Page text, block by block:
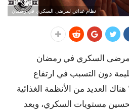
نظام غذائي لمرضى السكري في رمضان
السكري في رمضان
دون التسبب في ارتفاع
العديد من الأنظمة الغذائية
مستويات السكري، ويعد